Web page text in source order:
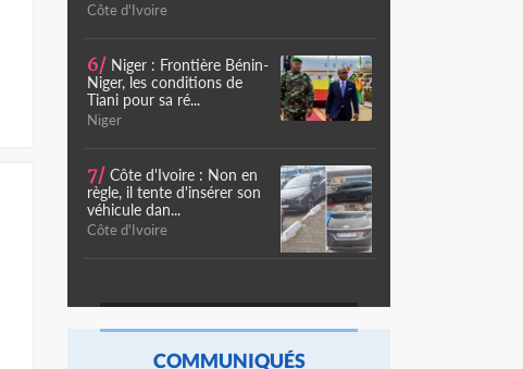
Côte d'Ivoire
6/ Niger : Frontière Bénin-
Niger, les conditions de
Tiani pour sa ré...
Niger
7/ Côte d'Ivoire : Non en
règle, il tente d'insérer son
véhicule dan...
Côte d'Ivoire
COMMUNIQUÉS